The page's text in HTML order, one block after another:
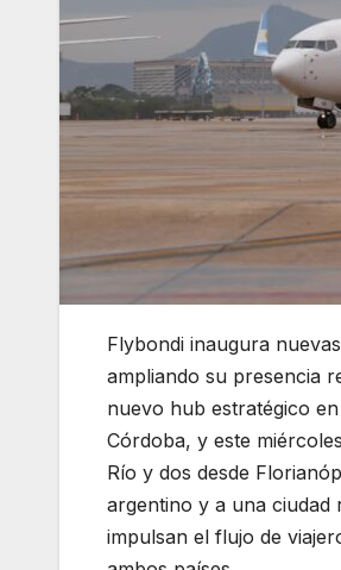
Flybondi inaugura
ampliando su presencia
nuevo hub estratégico
Córdoba, y este
Río y dos desde
argentino y a una ciudad
impulsan el flujo de